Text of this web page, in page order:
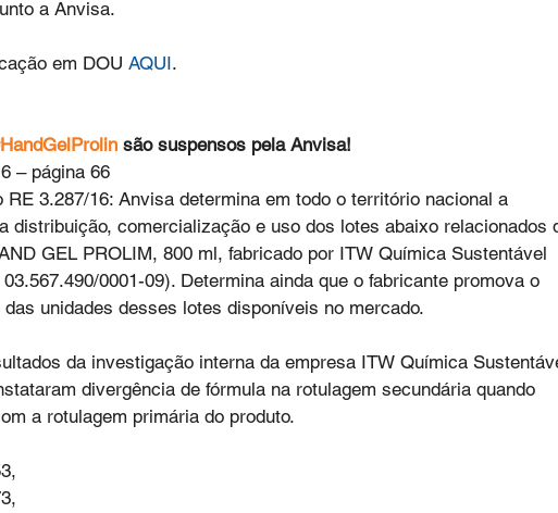
a Anvisa.
em DOU AQUI.
são suspensos pela Anvisa!
– página 66
3.287/16: Anvisa determina em todo o território nacional a
distribuição, comercialização e uso dos lotes abaixo relacionados
GEL PROLIM, 800 ml, fabricado por ITW Química Sustentável
0001-09). Determina ainda que o fabricante promova o
das unidades desses lotes disponíveis no mercado.
da investigação interna da empresa ITW Química
divergência de fórmula na rotulagem secundária quando
a rotulagem primária do produto.